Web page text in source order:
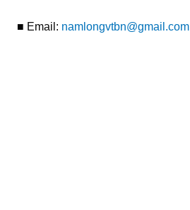
■ Email: namlongvtbn@gmail.com